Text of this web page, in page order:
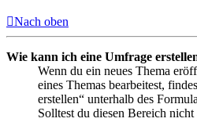
Nach oben
Wie kann ich eine Umfrage
Wenn du ein neues Thema
eines Themas bearbeitest,
erstellen“ unterhalb des
Solltest du diesen Bereich nicht